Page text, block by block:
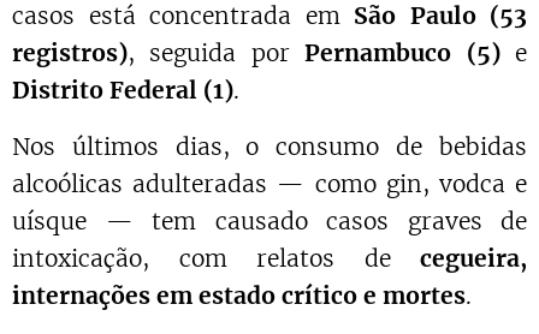
casos está concentrada em São Paulo (53
registros), seguida porPernambuco (5)e
Distrito Federal (1).
Nos últimos dias, o consumo de bebidas
alcoólicas adulteradas — como gin, vodca e
uísque — tem causado casos graves de
intoxicação, com relatos de cegueira,
internações em estado crítico e mortes.